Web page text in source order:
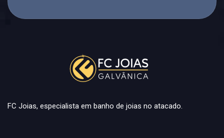
FC Joias, especialista em banho de joias no atacado.